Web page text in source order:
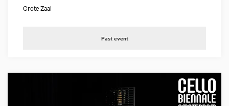
Grote Zaal
Past event